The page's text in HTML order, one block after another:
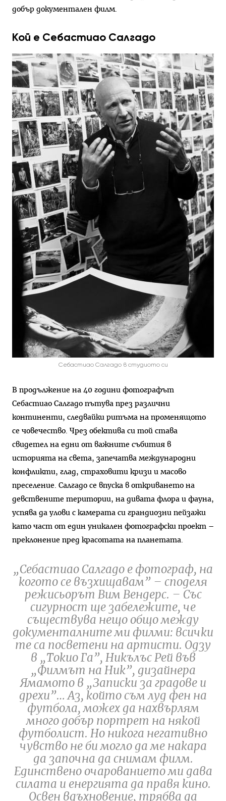
добър документален филм.
Кой е Себастиао Салгадо
Себастиао Салгадо в студиото си
В продължение на 40 години фотографът
Себастиао Салгадо пътува през различни
континенти, следвайки ритъма на променящото
се човечество. Чрез обектива си той става
свидетел на едни от важните събития в
историята на света, запечатва международни
конфликти, глад, страховити кризи и масово
преселение. Салгадо се впуска в откриването на
девствените територии, на дивата флора и фауна,
успява да улови с камерата си грандиозни пейзажи
като част от един уникален фотографски проект –
преклонение пред красотата на планетата.
„Себастиао Салгадо е фотограф, на
когото се възхищавам” – споделя
режисьорът Вим Вендерс. – Със
сигурност ще забележите, че
съществува нещо общо между
документалните ми филми: всички
те са посветени на артисти. Одзу
в „Токио Га”, Никълъс Рей във
„Филмът на Ник”, дизайнера
Ямамото в „Записки за градове и
дрехи”… Аз, който съм луд фен на
футбола, можех да нахвърлям
много добър портрет на някой
футболист. Но никога негативно
чувство не би могло да ме накара
да започна да снимам филм.
Единствено очарованието ми дава
силата и енергията да правя кино.
Освен вдъхновение, трябва да